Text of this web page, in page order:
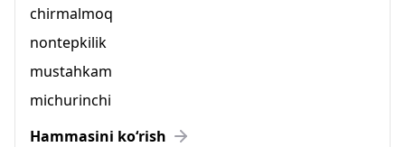
chirmalmoq
nontepkilik
mustahkam
michurinchi
Hammasini ko‘rish